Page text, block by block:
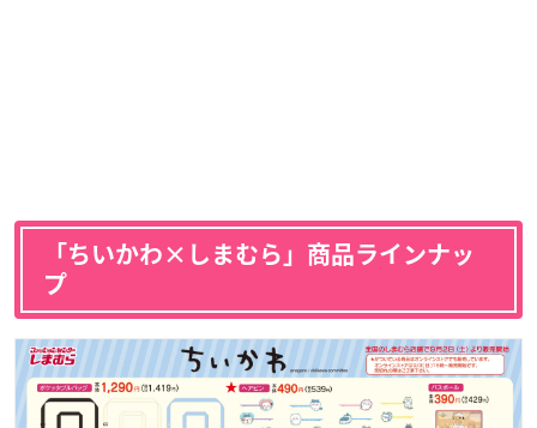
「ちいかわ×しまむら」商品ラインナッ
プ